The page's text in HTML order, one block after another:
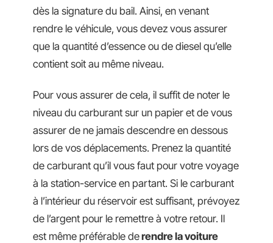
dès la signature du bail. Ainsi, en venant
rendre le véhicule, vous devez vous assurer
que la quantité d’essence ou de diesel qu’elle
contient soit au même niveau.
Pour vous assurer de cela, il suffit de noter le
niveau du carburant sur un papier et de vous
assurer de ne jamais descendre en dessous
lors de vos déplacements. Prenez la quantité
de carburant qu’il vous faut pour votre voyage
à la station-service en partant. Si le carburant
à l’intérieur du réservoir est suffisant, prévoyez
de l’argent pour le remettre à votre retour. Il
est même préférable derendre la voiture